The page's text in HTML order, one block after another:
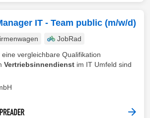
IT - Team public (m/w/d)
JobRad
eine vergleichbare Qualifikation
Vertriebsinnendienst im IT Umfeld sind